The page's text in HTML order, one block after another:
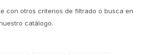
con otros criterios de filtrado o busca en
catálogo.